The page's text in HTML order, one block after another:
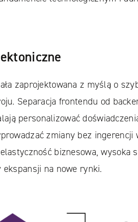
zaprojektowana z myślą o
Separacja frontendu od
personalizować
zmiany bez ingerencji
biznesowa, wysoka
na nowe rynki.